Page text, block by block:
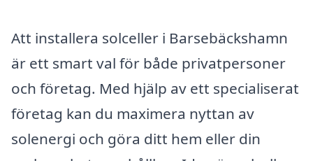
Att installera solceller i Barsebäckshamn
är ett smart val för både privatpersoner
och företag. Med hjälp av ett specialiserat
företag kan du maximera nyttan av
solenergi och göra ditt hem eller din